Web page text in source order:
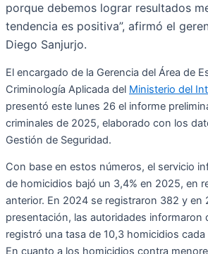
porque debemos lograr resultados
tendencia es positiva”, afirmó el
Diego Sanjurjo.
El encargado de la Gerencia del Área de
Criminología Aplicada del Ministerio del
presentó este lunes 26 el informe
criminales de 2025, elaborado con los
Gestión de Seguridad.
Con base en estos números, el servicio
de homicidios bajó un 3,4% en 2025, en
anterior. En 2024 se registraron 382 y en
presentación, las autoridades informaron
registró una tasa de 10,3 homicidios
En cuanto a los homicidios contra